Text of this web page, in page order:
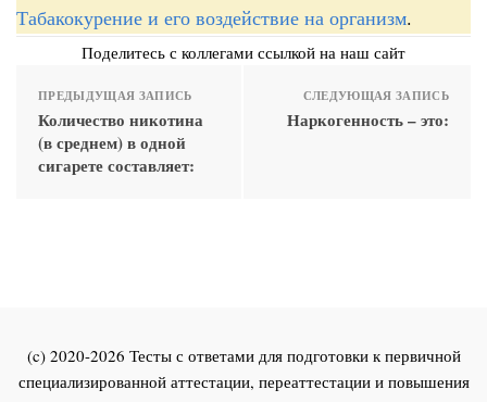
Табакокурение и его воздействие на организм.
Поделитесь с коллегами ссылкой на наш сайт
ПРЕДЫДУЩАЯ ЗАПИСЬ
Количество никотина
(в среднем) в одной
сигарете составляет:
СЛЕДУЮЩАЯ ЗАПИСЬ
Наркогенность – это:
(c) 2020-2026 Тесты с ответами для подготовки к первичной
специализированной аттестации, переаттестации и повышения